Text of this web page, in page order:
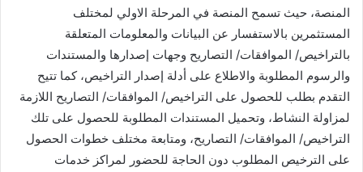
المنصة، حيث تسمح المنصة في المرحلة الاولي لمختلف
المستثمرين بالاستفسار عن البيانات والمعلومات المتعلقة
بالتراخيص/ الموافقات/ التصاريح وجهات إصدارها والمستندات
والرسوم المطلوبة والاطلاع على أدلة إصدار التراخيص، كما تتيح
التقدم بطلب للحصول على التراخيص/ الموافقات/ التصاريح اللازمة
لمزاولة النشاط، وتحميل المستندات المطلوبة للحصول على تلك
التراخيص/ الموافقات/ التصاريح، ومتابعة مختلف خطوات الحصول
على الترخيص المطلوب دون الحاجة للحضور لمراكز خدمات